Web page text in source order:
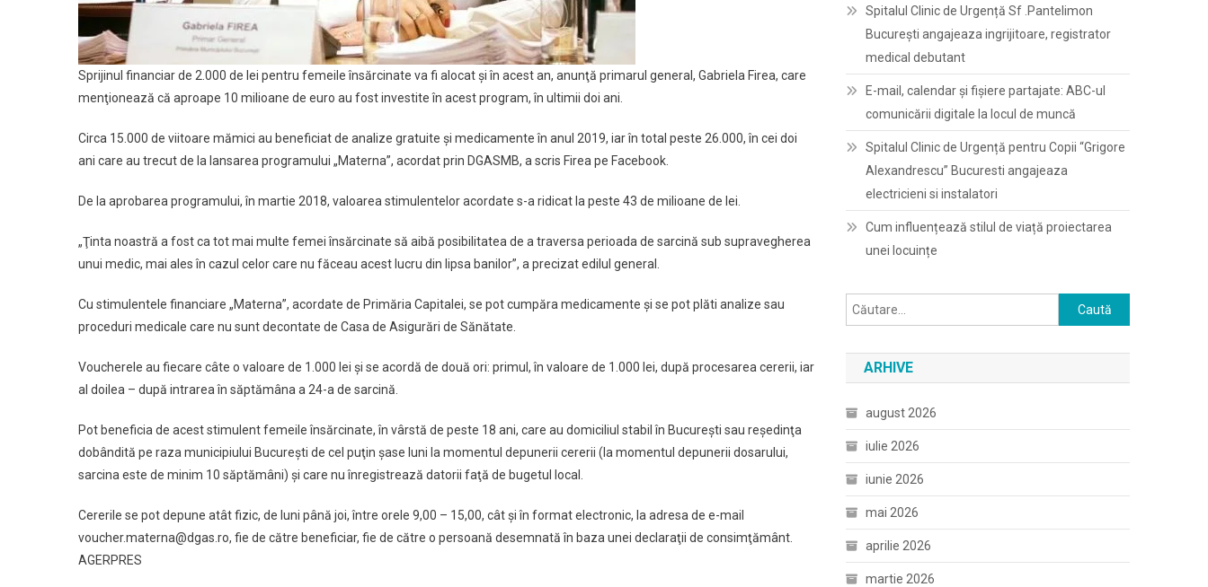
Sprijinul financiar de 2.000 de lei pentru femeile însărcinate va fi alocat şi în acest an, anunţă primarul general, Gabriela Firea, care
menţionează că aproape 10 milioane de euro au fost investite în acest program, în ultimii doi ani.
Circa 15.000 de viitoare mămici au beneficiat de analize gratuite şi medicamente în anul 2019, iar în total peste 26.000, în cei doi
ani care au trecut de la lansarea programului „Materna”, acordat prin DGASMB, a scris Firea pe Facebook.
De la aprobarea programului, în martie 2018, valoarea stimulentelor acordate s-a ridicat la peste 43 de milioane de lei.
„Ţinta noastră a fost ca tot mai multe femei însărcinate să aibă posibilitatea de a traversa perioada de sarcină sub supravegherea
unui medic, mai ales în cazul celor care nu făceau acest lucru din lipsa banilor”, a precizat edilul general.
Cu stimulentele financiare „Materna”, acordate de Primăria Capitalei, se pot cumpăra medicamente şi se pot plăti analize sau
proceduri medicale care nu sunt decontate de Casa de Asigurări de Sănătate.
Voucherele au fiecare câte o valoare de 1.000 lei şi se acordă de două ori: primul, în valoare de 1.000 lei, după procesarea cererii, iar
al doilea – după intrarea în săptămâna a 24-a de sarcină.
Pot beneficia de acest stimulent femeile însărcinate, în vârstă de peste 18 ani, care au domiciliul stabil în Bucureşti sau reşedinţa
dobândită pe raza municipiului Bucureşti de cel puţin şase luni la momentul depunerii cererii (la momentul depunerii dosarului,
sarcina este de minim 10 săptămâni) şi care nu înregistrează datorii faţă de bugetul local.
Cererile se pot depune atât fizic, de luni până joi, între orele 9,00 – 15,00, cât şi în format electronic, la adresa de e-mail
voucher.materna@dgas.ro, fie de către beneficiar, fie de către o persoană desemnată în baza unei declaraţii de consimţământ.
AGERPRES
Spitalul Clinic de Urgență Sf .Pantelimon
București angajeaza ingrijitoare, registrator
medical debutant
E-mail, calendar şi fişiere partajate: ABC-ul
comunicării digitale la locul de muncă
Spitalul Clinic de Urgență pentru Copii “Grigore
Alexandrescu” Bucuresti angajeaza
electricieni si instalatori
Cum influențează stilul de viață proiectarea
unei locuințe
Caută
după:
ARHIVE
august 2026
iulie 2026
iunie 2026
mai 2026
aprilie 2026
martie 2026